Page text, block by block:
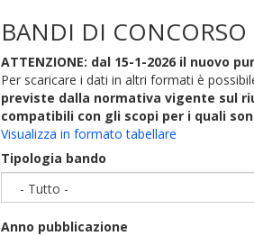
BANDI DI CONCORSO
ATTENZIONE: dal 15-1-2026 il nuovo
Per scaricare i dati in altri formati è
previste dalla normativa vigente sul
compatibili con gli scopi per i quali
Visualizza in formato tabellare
Tipologia bando
- Tutto -
Anno pubblicazione